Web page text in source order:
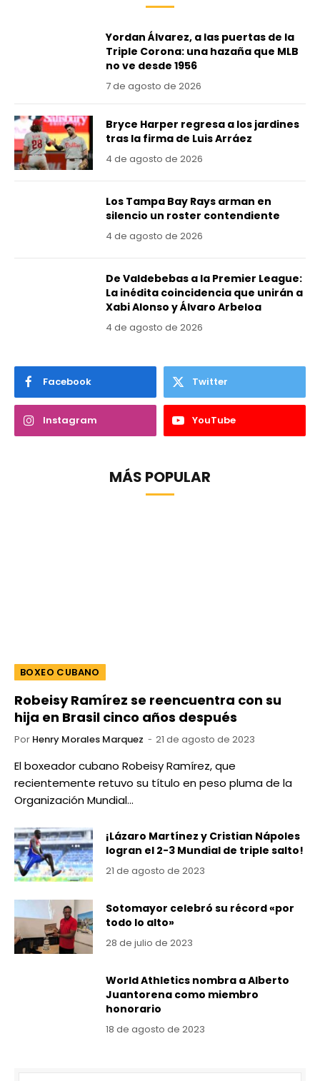
Yordan Álvarez, a las puertas de la
Triple Corona: una hazaña que MLB
no ve desde 1956
7 de agosto de 2026
Bryce Harper regresa a los jardines
tras la firma de Luis Arráez
4 de agosto de 2026
Los Tampa Bay Rays arman en
silencio un roster contendiente
4 de agosto de 2026
De Valdebebas a la Premier League:
La inédita coincidencia que unirán a
Xabi Alonso y Álvaro Arbeloa
4 de agosto de 2026
Facebook Twitter
Instagram YouTube
MÁS POPULAR
BOXEO CUBANO
Robeisy Ramírez se reencuentra con su
hija en Brasil cinco años después
Por Henry Morales Marquez 21 de agosto de 2023
El boxeador cubano Robeisy Ramírez, que
recientemente retuvo su título en peso pluma de la
Organización Mundial…
¡Lázaro Martínez y Cristian Nápoles
logran el 2-3 Mundial de triple salto!
21 de agosto de 2023
Sotomayor celebró su récord «por
todo lo alto»
28 de julio de 2023
World Athletics nombra a Alberto
Juantorena como miembro
honorario
18 de agosto de 2023